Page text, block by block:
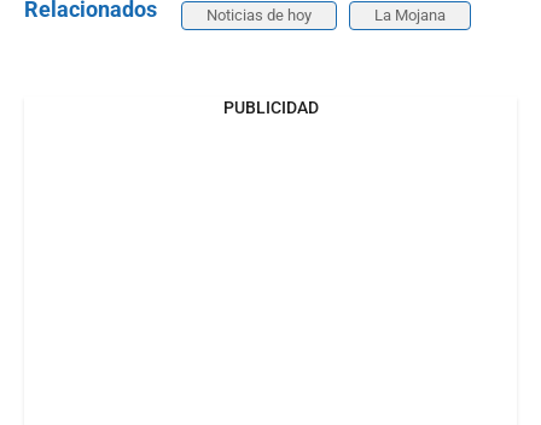
Relacionados Noticias de hoy La Mojana
PUBLICIDAD